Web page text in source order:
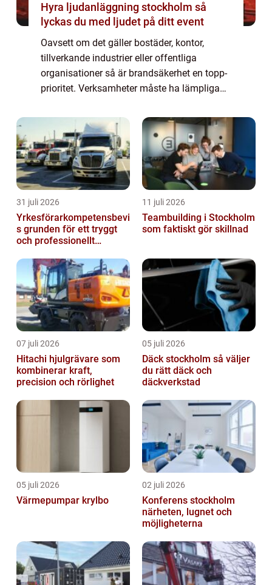
Hyra ljudanläggning stockholm så
lyckas du med ljudet på ditt event
Oavsett om det gäller bostäder, kontor,
tillverkande industrier eller offentliga
organisationer så är brandsäkerhet en topp-
prioritet. Verksamheter måste ha lämpliga
31 juli 2026
Yrkesförarkompetensbevi
s grunden för ett tryggt
och professionellt
11 juli 2026
Teambuilding i Stockholm
som faktiskt gör skillnad
07 juli 2026
Hitachi hjulgrävare som
kombinerar kraft,
precision och rörlighet
05 juli 2026
Däck stockholm så väljer
du rätt däck och
däckverkstad
05 juli 2026
Värmepumpar krylbo
02 juli 2026
Konferens stockholm
närheten, lugnet och
möjligheterna